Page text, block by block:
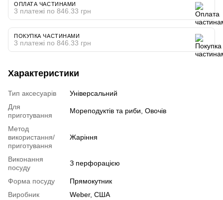
ОПЛАТА ЧАСТИНАМИ
3 платежі по 846.33 грн
ПОКУПКА ЧАСТИНАМИ
3 платежі по 846.33 грн
Характеристики
Тип аксесуарів
Універсальний
Для
приготування
Мореподуктів та риби, Овочів
Метод
використання/
приготування
Жаріння
Виконання
посуду
З перфорацією
Форма посуду
Прямокутник
Виробник
Weber, США